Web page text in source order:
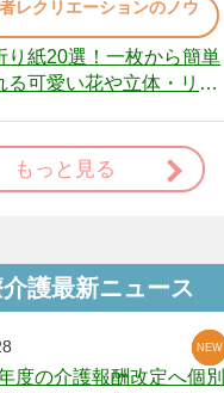
レクリエーションのノウ
り紙20選！一枚から簡単
る可愛い花や立体・リー
もっと見る
介護最新ニュース
度の介護報酬改定へ個別
NEW
NEW
NEW